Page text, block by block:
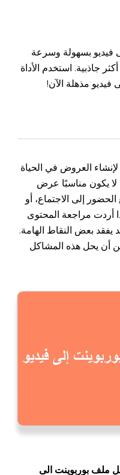
فيديو بسهولة وسرعة
جاذبية. استخدم الأداة
فيديو مذهلة الآن!
لإنشاء العروض في الحياة
لا يكون مناسبًا عرض
إلى الاجتماع، أو
أردت مراجعة المحتوى
بعض النقاط الهامة.
أن يحل هذه المشاكل
ملف بوربوينت الى